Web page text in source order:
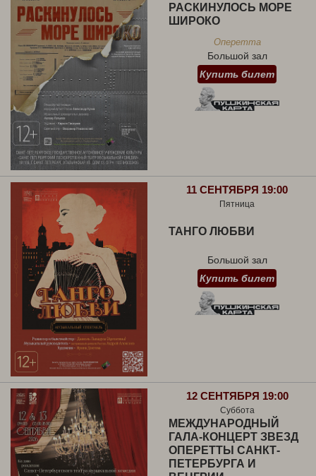
РАСКИНУЛОСЬ МОРЕ
ШИРОКО
Оперетта
Большой зал
Купить билет
11 СЕНТЯБРЯ 19:00
Пятница
ТАНГО ЛЮБВИ
Большой зал
Купить билет
12 СЕНТЯБРЯ 19:00
Суббота
МЕЖДУНАРОДНЫЙ
ГАЛА-КОНЦЕРТ ЗВЕЗД
ОПЕРЕТТЫ САНКТ-
ПЕТЕРБУРГА И